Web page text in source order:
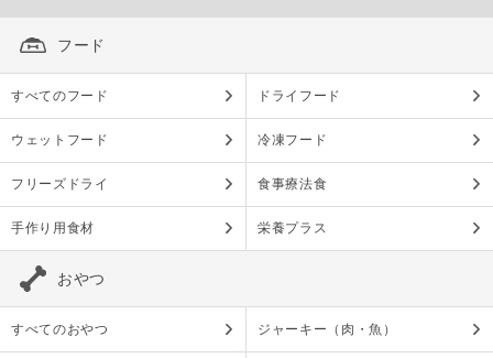
フード
すべてのフード ドライフード
ウェットフード 冷凍フード
フリーズドライ 食事療法食
手作り用食材 栄養プラス
おやつ
すべてのおやつ ジャーキー（肉・魚）